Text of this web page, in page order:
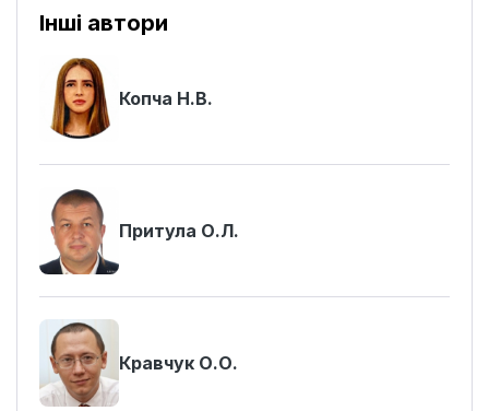
Інші автори
Копча Н.В.
Притула О.Л.
Кравчук О.О.